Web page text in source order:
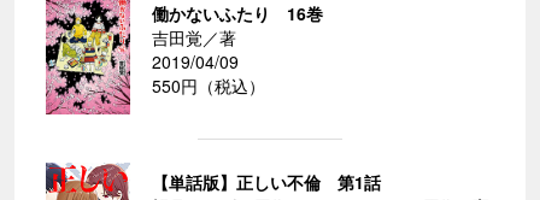
働かないふたり 16巻
吉田覚／著
2019/04/09
550円（税込）
【単話版】正しい不倫 第1話